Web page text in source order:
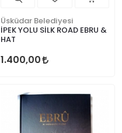
Üsküdar Belediyesi
İPEK YOLU SİLK ROAD EBRU &
HAT
1.400,00